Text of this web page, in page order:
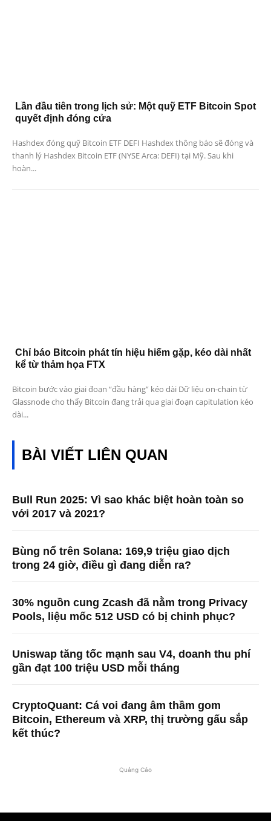
Lần đầu tiên trong lịch sử: Một quỹ ETF Bitcoin Spot
quyết định đóng cửa
Hashdex đóng quỹ Bitcoin ETF DEFI Hashdex thông báo sẽ đóng và
thanh lý Hashdex Bitcoin ETF (NYSE Arca: DEFI) tại Mỹ. Sau khi
hoàn...
Chỉ báo Bitcoin phát tín hiệu hiếm gặp, kéo dài nhất
kể từ thảm họa FTX
Bitcoin bước vào giai đoạn “đầu hàng” kéo dài Dữ liệu on-chain từ
Glassnode cho thấy Bitcoin đang trải qua giai đoạn capitulation kéo
dài...
BÀI VIẾT LIÊN QUAN
Bull Run 2025: Vì sao khác biệt hoàn toàn so
với 2017 và 2021?
Bùng nổ trên Solana: 169,9 triệu giao dịch
trong 24 giờ, điều gì đang diễn ra?
30% nguồn cung Zcash đã nằm trong Privacy
Pools, liệu mốc 512 USD có bị chinh phục?
Uniswap tăng tốc mạnh sau V4, doanh thu phí
gần đạt 100 triệu USD mỗi tháng
CryptoQuant: Cá voi đang âm thầm gom
Bitcoin, Ethereum và XRP, thị trường gấu sắp
kết thúc?
Quảng Cáo